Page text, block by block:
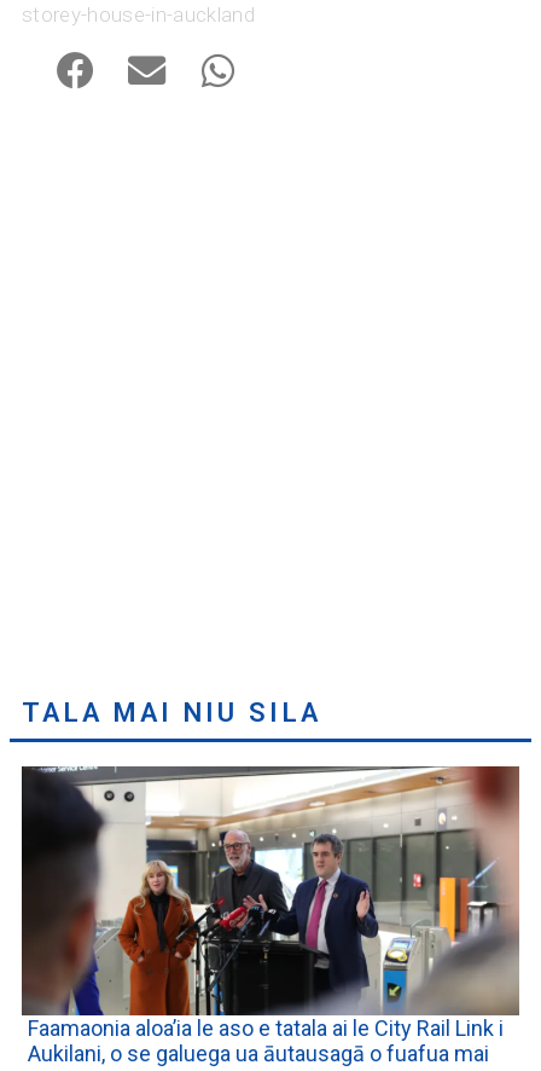
storey-house-in-auckland
TALA MAI NIU SILA
Faamaonia aloa’ia le aso e tatala ai le City Rail Link i
Aukilani, o se galuega ua āutausagā o fuafua mai